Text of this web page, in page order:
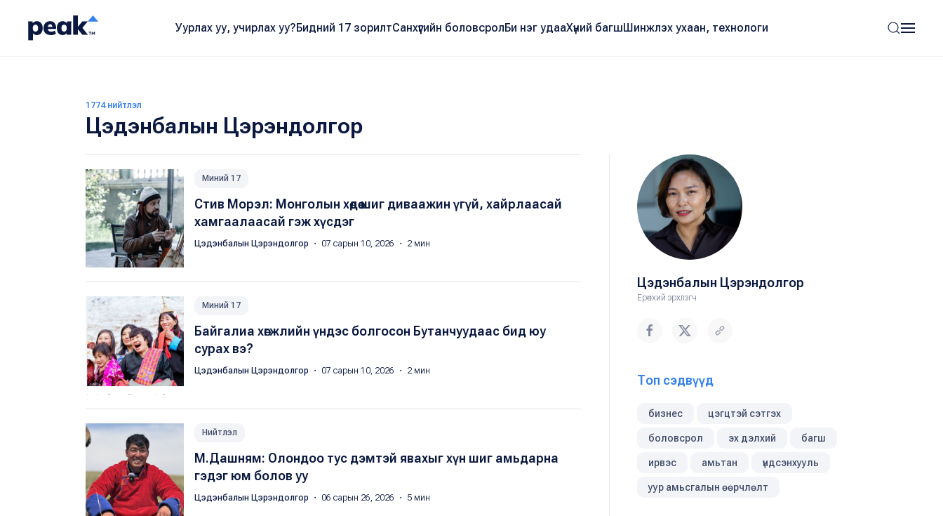
Уурлах уу, учирлах уу?Бидний 17 зорилтСанхүүгийн боловсролБи нэг удааХүний багшШинжлэх ухаан, технологи
1774 нийтлэл
Цэдэнбалын Цэрэндолгор
Миний 17
Стив Морэл: Монголын хөдөө шиг диваажин үгүй, хайрлаасай
хамгаалаасай гэж хүсдэг
Цэдэнбалын Цэрэндолгор ・ 07 сарын 10, 2026 ・ 2 мин
Миний 17
Байгалиа хөгжлийн үндэс болгосон Бутанчуудаас бид юу
сурах вэ?
Цэдэнбалын Цэрэндолгор ・ 07 сарын 10, 2026 ・ 2 мин
Нийтлэл
М.Дашням: Олондоо тус дэмтэй явахыг хүн шиг амьдарна
гэдэг юм болов уу
Цэдэнбалын Цэрэндолгор ・ 06 сарын 26, 2026 ・ 5 мин
Цэдэнбалын Цэрэндолгор
Ерөнхий эрхлэгч
Топ сэдвүүд
бизнес цэгцтэй сэтгэх
боловсрол эх дэлхий багш
ирвэс амьтан үндсэнхууль
уур амьсгалын өөрчлөлт